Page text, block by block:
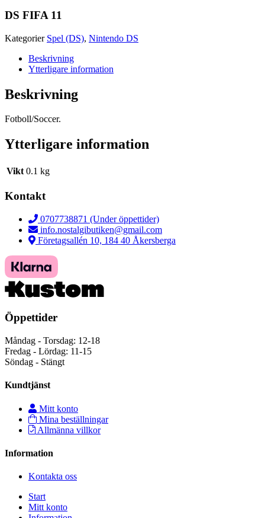
DS FIFA 11
Kategorier Spel (DS), Nintendo DS
Beskrivning
Ytterligare information
Beskrivning
Fotboll/Soccer.
Ytterligare information
Vikt 0.1 kg
Kontakt
0707738871 (Under öppettider)
info.nostalgibutiken@gmail.com
Företagsallén 10, 184 40 Åkersberga
Öppettider
Måndag - Torsdag: 12-18
Fredag - Lördag: 11-15
Söndag - Stängt
Kundtjänst
Mitt konto
Mina beställningar
Allmänna villkor
Information
Kontakta oss
Start
Mitt konto